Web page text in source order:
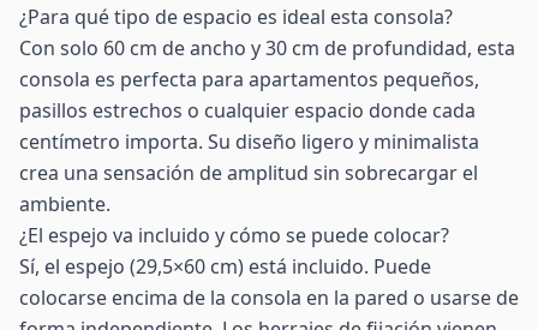
¿Para qué tipo de espacio es ideal esta consola?
Con solo 60 cm de ancho y 30 cm de profundidad, esta
consola es perfecta para apartamentos pequeños,
pasillos estrechos o cualquier espacio donde cada
centímetro importa. Su diseño ligero y minimalista
crea una sensación de amplitud sin sobrecargar el
ambiente.
¿El espejo va incluido y cómo se puede colocar?
Sí, el espejo (29,5×60 cm) está incluido. Puede
colocarse encima de la consola en la pared o usarse de